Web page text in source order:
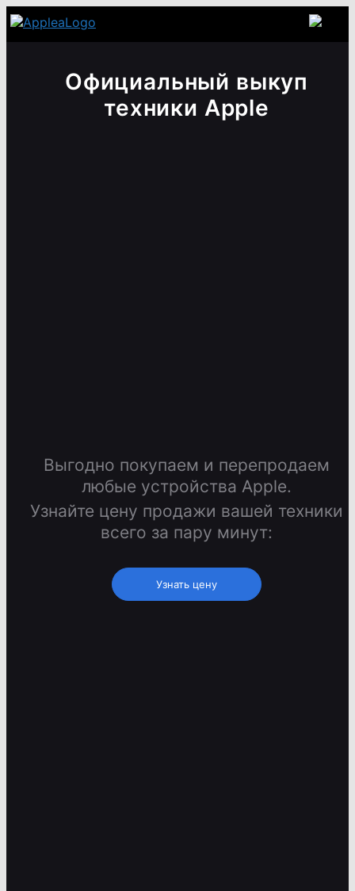
Официальный выкуп
техники Apple
Выгодно покупаем и перепродаем
любые устройства Apple.
Узнайте цену продажи вашей техники
всего за пару минут:
Узнать цену